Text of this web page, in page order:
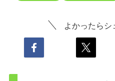
よかったらシ